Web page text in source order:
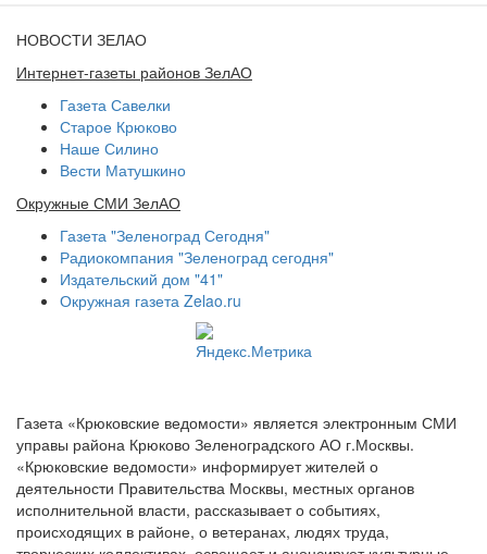
НОВОСТИ ЗЕЛАО
Интернет-газеты районов ЗелАО
Газета Савелки
Старое Крюково
Наше Силино
Вести Матушкино
Окружные СМИ ЗелАО
Газета "Зеленоград Сегодня"
Радиокомпания "Зеленоград сегодня"
Издательский дом "41"
Окружная газета Zelao.ru
Газета «Крюковские ведомости» является электронным СМИ
управы района Крюково Зеленоградского АО г.Москвы.
«Крюковские ведомости» информирует жителей о
деятельности Правительства Москвы, местных органов
исполнительной власти, рассказывает о событиях,
происходящих в районе, о ветеранах, людях труда,